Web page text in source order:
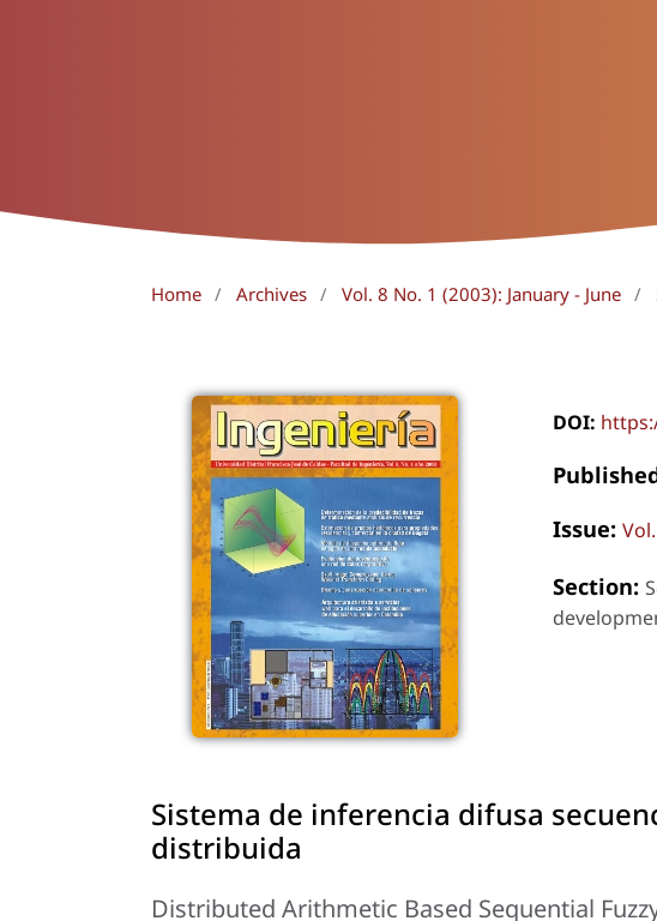
Home / Archives / Vol. 8 No. 1 (2003): January - June /
DOI:
Issue:
Section:
Sistema de inferencia difusa
distribuida
Distributed Arithmetic Based Sequential